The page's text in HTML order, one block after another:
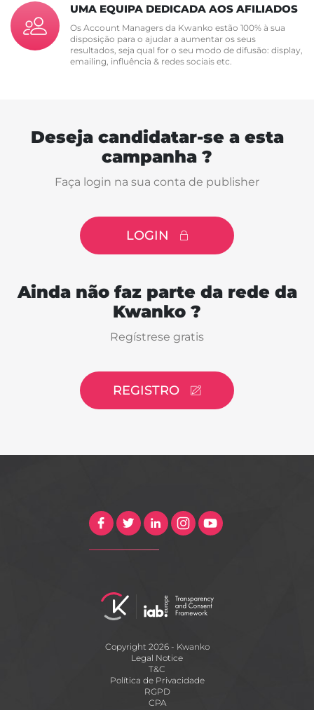
UMA EQUIPA DEDICADA AOS AFILIADOS
Os Account Managers da Kwanko estão 100% à sua
disposição para o ajudar a aumentar os seus
resultados, seja qual for o seu modo de difusão: display,
emailing, influência & redes sociais etc.
Deseja candidatar-se a esta
campanha ?
Faça login na sua conta de publisher
LOGIN
Ainda não faz parte da rede da
Kwanko ?
Regístrese gratis
REGISTRO
Copyright 2026 - Kwanko
Legal Notice
T&C
Política de Privacidade
RGPD
CPA